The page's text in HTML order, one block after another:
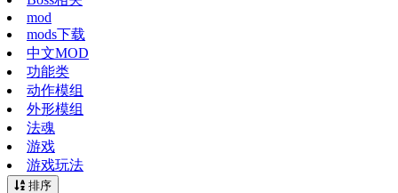
mod
mods下载
中文MOD
功能类
动作模组
外形模组
法魂
游戏
游戏玩法
排序